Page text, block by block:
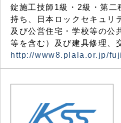
錠施工技師1級・2級・第二
持ち、日本ロックセキュリ
及び公営住宅・学校等の公
等を含む）及び建具修理、
http://www8.plala.or.jp/